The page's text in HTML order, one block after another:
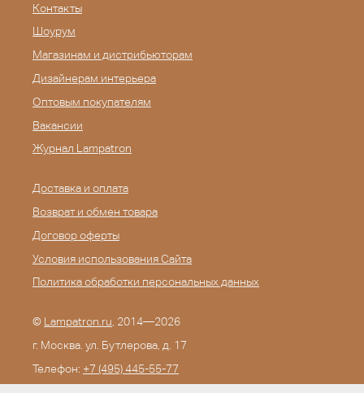
Контакты
Шоурум
Магазинам и дистрибьюторам
Дизайнерам интерьера
Оптовым покупателям
Вакансии
Журнал Lampatron
Доставка и оплата
Возврат и обмен товара
Договор оферты
Условия использования Сайта
Политика обработки персональных данных
© Lampatron.ru, 2014—2026
г. Москва. ул. Бутлерова, д. 17
Телефон: +7 (495) 445-55-77